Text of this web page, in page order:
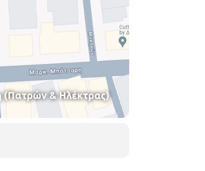
& Ηλέκτρας)